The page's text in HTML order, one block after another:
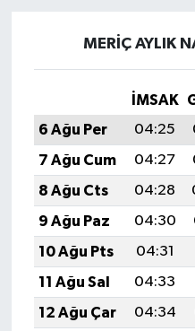
MERIÇ AYLIK
İMSAK
6 Ağu Per
04:25
7 Ağu Cum
04:27
8 Ağu Cts
04:28
9 Ağu Paz
04:30
10 Ağu Pts
04:31
11 Ağu Sal
04:33
12 Ağu Çar
04:34